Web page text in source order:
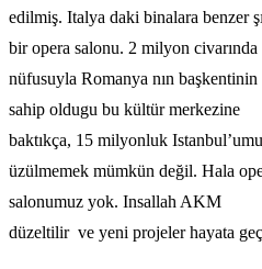
edilmiş. Italya daki binalara benzer
bir opera salonu. 2 milyon civarında
nüfusuyla Romanya nın başkentinin
sahip oldugu bu kültür merkezine
baktıkça, 15 milyonluk
üzülmemek mümkün değil. Hala
salonumuz yok. Insallah AKM
düzeltilir ve yeni projeler hayata